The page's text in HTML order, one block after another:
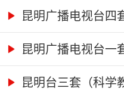
2... 昆明广播电视台四
2... 昆明广播电视台一
2... 昆明台三套（科学